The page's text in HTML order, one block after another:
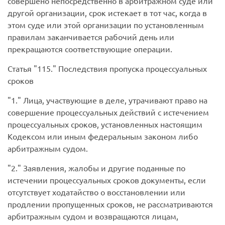
другой организации, срок истекает в тот час, когда в
этом суде или этой организации по установленным
правилам заканчивается рабочий день или
прекращаются соответствующие операции.
Статья
115.
Последствия пропуска процессуальных
сроков
1.
Лица, участвующие в деле, утрачивают право на
совершение процессуальных действий с истечением
процессуальных сроков, установленных настоящим
Кодексом или иным федеральным законом либо
арбитражным судом.
2. Заявления, жалобы и другие поданные по
истечении процессуальных сроков документы, если
отсутствует ходатайство о восстановлении или
продлении пропущенных сроков, не рассматриваются
арбитражным судом и возвращаются лицам,